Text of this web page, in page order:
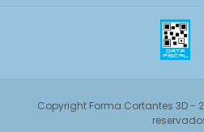
Copyright Forma Cortantes 3D -